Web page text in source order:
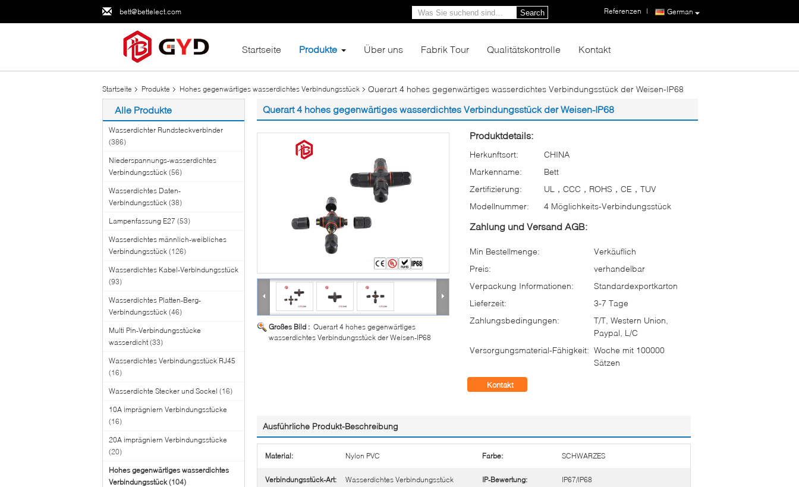
bett@bettelect.com German
Referenzen |
Search
Startseite Produkte Über uns Fabrik Tour Qualitätskontrolle Kontakt
Startseite Produkte Hohes gegenwärtiges wasserdichtes Verbindungsstück Querart 4 hohes gegenwärtiges wasserdichtes Verbindungsstück der Weisen-IP68
Alle Produkte
Wasserdichter Rundsteckverbinder
(386)
Niederspannungs-wasserdichtes
Verbindungsstück (56)
Wasserdichtes Daten-
Verbindungsstück (38)
Lampenfassung E27 (53)
Wasserdichtes männlich-weibliches
Verbindungsstück (126)
Wasserdichtes Kabel-Verbindungsstück
(93)
Wasserdichtes Platten-Berg-
Verbindungsstück (46)
Multi Pin-Verbindungsstücke
wasserdicht (33)
Wasserdichtes Verbindungsstück RJ45
(16)
Wasserdichte Stecker und Sockel (16)
10A imprägniern Verbindungsstücke
(16)
20A imprägniern Verbindungsstücke
(20)
Hohes gegenwärtiges wasserdichtes
Verbindungsstück (104)
Querart 4 hohes gegenwärtiges wasserdichtes Verbindungsstück der Weisen-IP68
Großes Bild : Querart 4 hohes gegenwärtiges
wasserdichtes Verbindungsstück der Weisen-IP68
Produktdetails:
Herkunftsort:
CHINA
Markenname:
Bett
Zertifizierung:
UL，CCC，ROHS，CE，TUV
Modellnummer:
4 Möglichkeits-Verbindungsstück
Zahlung und Versand AGB:
Min Bestellmenge:
Verkäuflich
Preis:
verhandelbar
Verpackung Informationen:
Standardexportkarton
Lieferzeit:
3-7 Tage
Zahlungsbedingungen:
T/T, Western Union,
Paypal, L/C
Versorgungsmaterial-Fähigkeit: Woche mit 100000
Sätzen
Kontakt
Ausführliche Produkt-Beschreibung
Material: Nylon PVC Farbe: SCHWARZES
Verbindungsstück-Art: Wasserdichtes Verbindungsstück IP-Bewertung: IP67/IP68